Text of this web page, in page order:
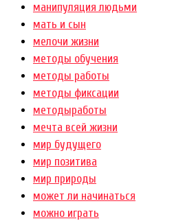
манипуляция людьми
мать и сын
мелочи жизни
методы обучения
методы работы
методы фиксации
методыработы
мечта всей жизни
мир будущего
мир позитива
мир природы
может ли начинаться
можно играть